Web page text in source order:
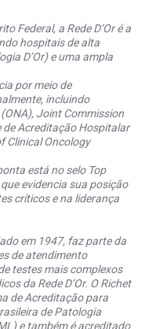
Federal, a Rede D’Or é a
hospitais de alta
D’Or) e uma ampla
por meio de
incluindo
Joint Commission
Acreditação Hospitalar
Clinical Oncology
está no selo Top
evidencia sua posição
críticos e na liderança
em 1947, faz parte da
de atendimento
testes mais complexos
da Rede D’Or. O Richet
de Acreditação para
de Patologia
e também é acreditado